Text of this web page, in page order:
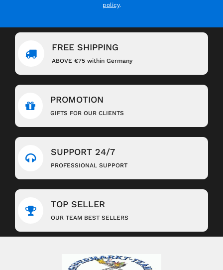
policy.
FREE SHIPPING
ABOVE €75 within Germany
PROMOTION
GIFTS FOR OUR CLIENTS
SUPPORT 24/7
PROFESSIONAL SUPPORT
TOP SELLER
OUR TEAM BEST SELLERS